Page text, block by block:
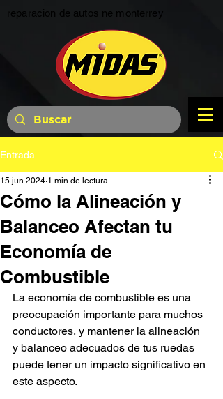
reparacion de autos ne monterrey
Entrada
Cómo la Alineación y
Balanceo Afectan tu
Economía de
Combustible
15 jun 2024 1 min de lectura
La economía de combustible es una
preocupación importante para muchos
conductores, y mantener la alineación
y balanceo adecuados de tus ruedas
puede tener un impacto significativo en
este aspecto.